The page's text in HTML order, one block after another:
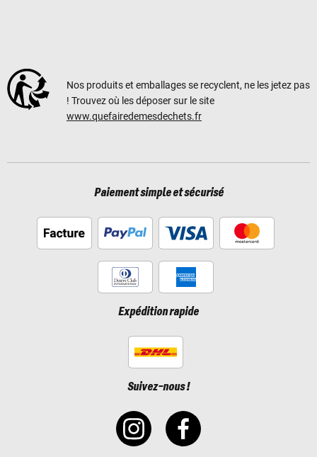
Nos produits et emballages se recyclent, ne les jetez pas
! Trouvez où les déposer sur le site
www.quefairedemesdechets.fr
Paiement simple et sécurisé
Expédition rapide
Suivez-nous !